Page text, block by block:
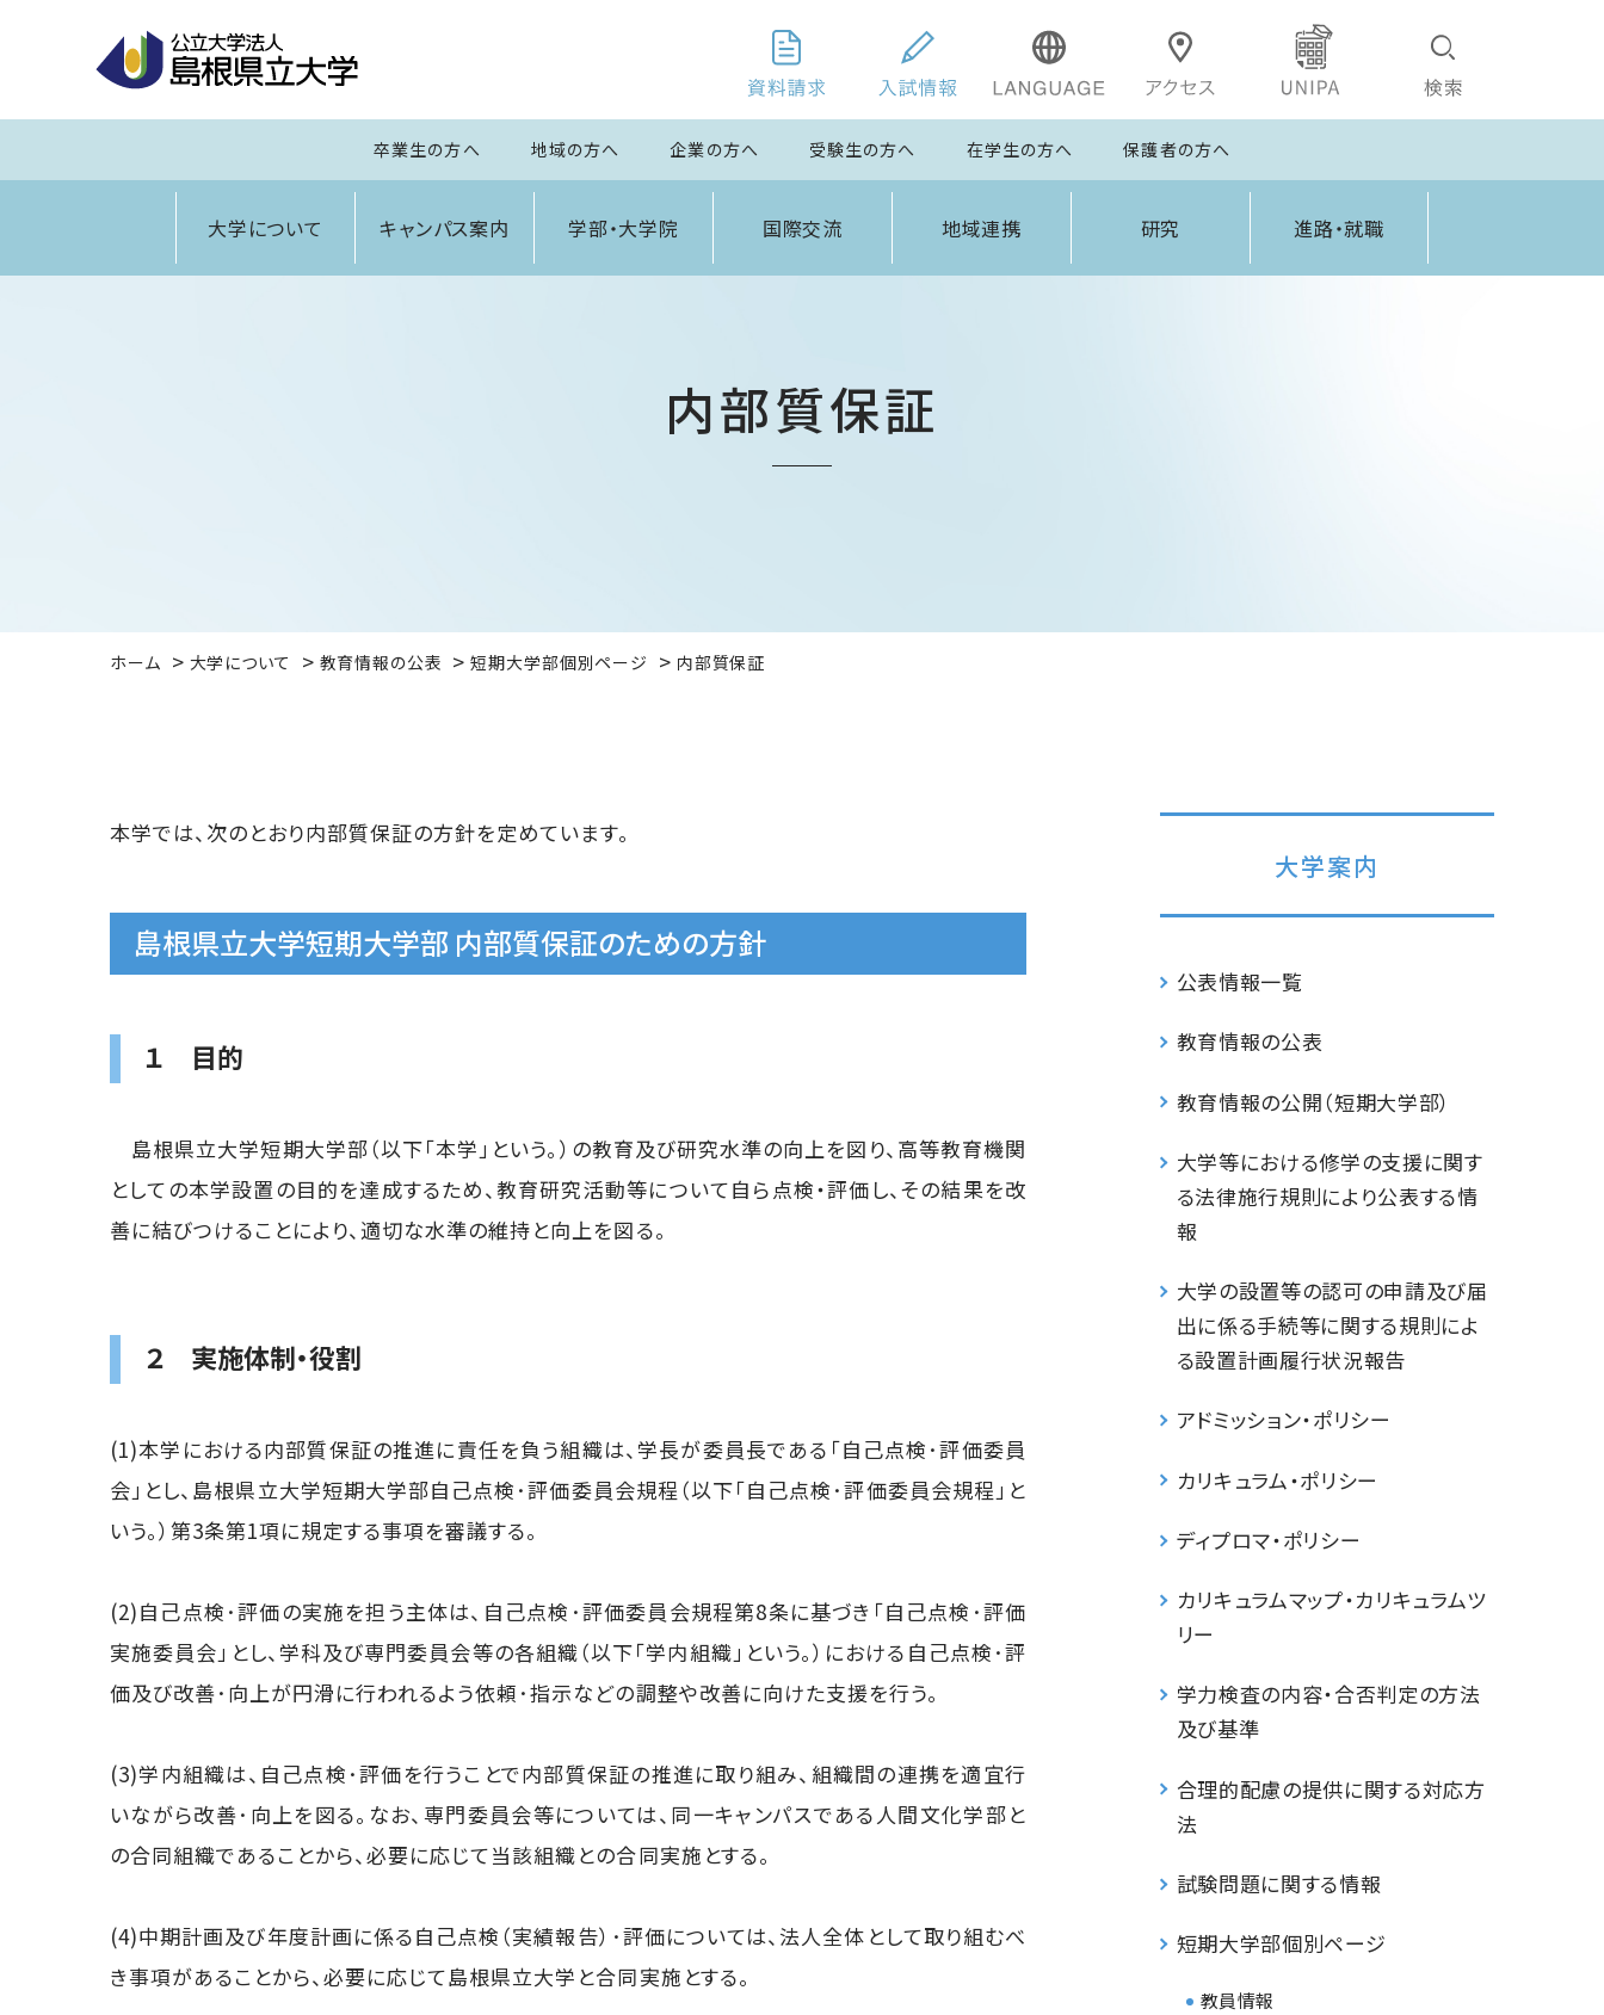
卒業生の方へ 地域の方へ 企業の方へ 受験生の方へ 在学生の方へ 保護者の方へ
大学について キャンパス案内 学部・大学院 国際交流 地域連携 研究 進路・就職
内部質保証
ホーム 大学について 教育情報の公表 短期大学部個別ページ 内部質保証
本学では、次のとおり内部質保証の方針を定めています。
島根県立大学短期大学部 内部質保証のための方針
１ 目的
島根県立大学短期大学部（以下「本学」という。）の教育及び研究水準の向上を図り、高等教育機関
としての本学設置の目的を達成するため、教育研究活動等について自ら点検・評価し、その結果を改
善に結びつけることにより、適切な水準の維持と向上を図る。
２ 実施体制・役割
(1)本学における内部質保証の推進に責任を負う組織は、学長が委員長である「自己点検･評価委員
会」とし、島根県立大学短期大学部自己点検･評価委員会規程（以下「自己点検･評価委員会規程」と
いう。）第3条第1項に規定する事項を審議する。
(2)自己点検･評価の実施を担う主体は、自己点検･評価委員会規程第8条に基づき「自己点検･評価
実施委員会」とし、学科及び専門委員会等の各組織（以下「学内組織」という。）における自己点検･評
価及び改善･向上が円滑に行われるよう依頼･指示などの調整や改善に向けた支援を行う。
(3)学内組織は、自己点検･評価を行うことで内部質保証の推進に取り組み、組織間の連携を適宜行
いながら改善･向上を図る。なお、専門委員会等については、同一キャンパスである人間文化学部と
の合同組織であることから、必要に応じて当該組織との合同実施とする。
(4)中期計画及び年度計画に係る自己点検（実績報告）･評価については、法人全体として取り組むべ
き事項があることから、必要に応じて島根県立大学と合同実施とする。
大学案内
公表情報一覧
教育情報の公表
教育情報の公開（短期大学部）
大学等における修学の支援に関す
る法律施行規則により公表する情
報
大学の設置等の認可の申請及び届
出に係る手続等に関する規則によ
る設置計画履行状況報告
アドミッション・ポリシー
カリキュラム・ポリシー
ディプロマ・ポリシー
カリキュラムマップ・カリキュラムツ
リー
学力検査の内容・合否判定の方法
及び基準
合理的配慮の提供に関する対応方
法
試験問題に関する情報
短期大学部個別ページ
教員情報